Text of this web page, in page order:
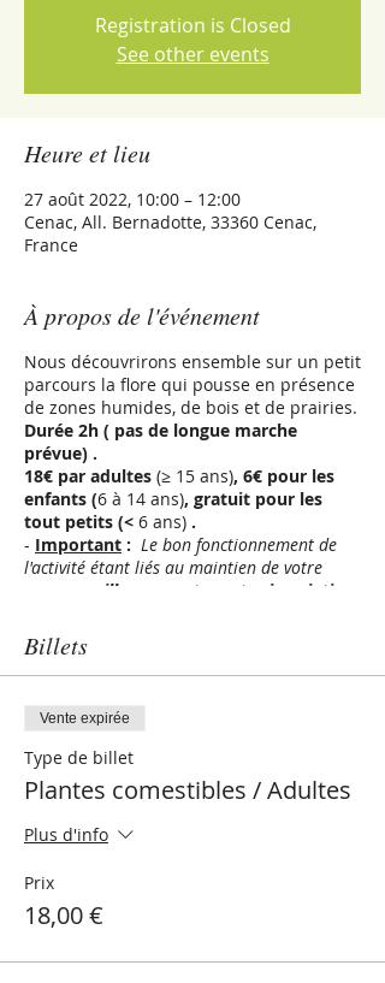
Registration is Closed
See other events
Heure et lieu
27 août 2022, 10:00 – 12:00
Cenac, All. Bernadotte, 33360 Cenac,
France
À propos de l'événement
Nous découvrirons ensemble sur un petit
parcours la flore qui pousse en présence
de zones humides, de bois et de prairies.
Durée 2h ( pas de longue marche
prévue) .
18€ par adultes (≥ 15 ans), 6€ pour les
enfants (6 à 14 ans), gratuit pour les
tout petits (< 6 ans) .
- Important : Le bon fonctionnement de
l'activité étant liés au maintien de votre
veuillez respecter votre inscription
votre désistement.
fera sous 48h. La sortie est susceptible
d'être annulée suite au nombre insuffisant
de participants ou en cas de fortes
intempéries. Elle est maintenue si il pleut
simplement !
Billets
Vente expirée
Type de billet
Plantes comestibles / Adultes
Plus d'info
Prix
18,00 €